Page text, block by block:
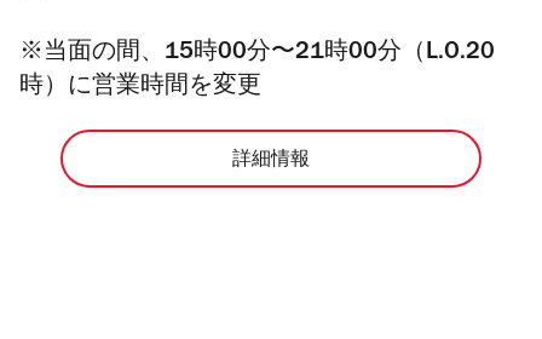
※当面の間、15時00分〜21時00分（L.O.20
時）に営業時間を変更
詳細情報